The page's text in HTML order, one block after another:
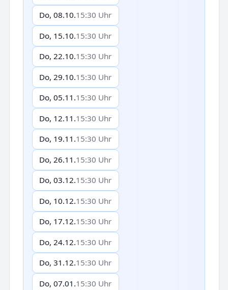
Do, 08.10.15:30 Uhr
Do, 15.10.15:30 Uhr
Do, 22.10.15:30 Uhr
Do, 29.10.15:30 Uhr
Do, 05.11.15:30 Uhr
Do, 12.11.15:30 Uhr
Do, 19.11.15:30 Uhr
Do, 26.11.15:30 Uhr
Do, 03.12.15:30 Uhr
Do, 10.12.15:30 Uhr
Do, 17.12.15:30 Uhr
Do, 24.12.15:30 Uhr
Do, 31.12.15:30 Uhr
Do, 07.01.15:30 Uhr